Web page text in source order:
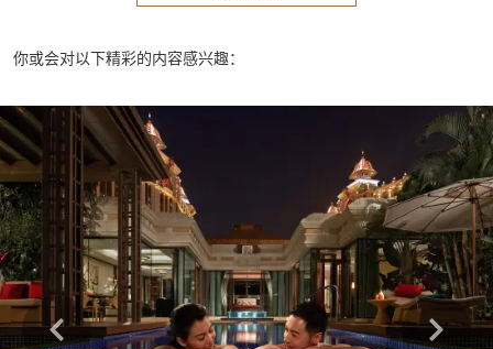
你或会对以下精彩的内容感兴趣：
Learn more